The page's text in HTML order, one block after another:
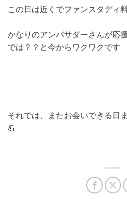
この日は近くでファンスタディ
かなりのアンバサダーさんが応
では？？と今からワクワクです
それでは、またお会いできる日
💪